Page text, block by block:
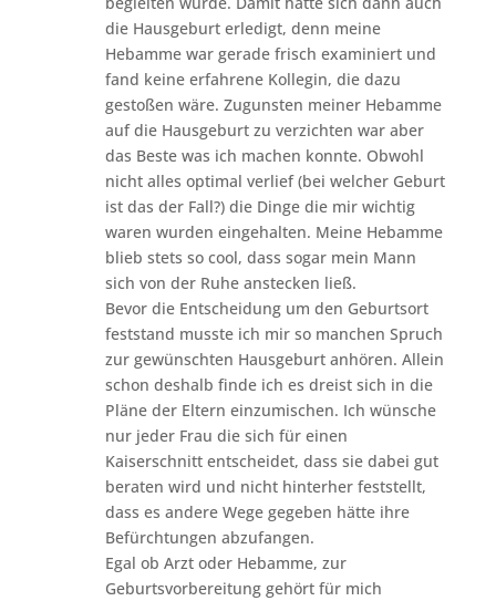
die Hausgeburt erledigt, denn meine
Hebamme war gerade frisch examiniert und
fand keine erfahrene Kollegin, die dazu
gestoßen wäre. Zugunsten meiner Hebamme
auf die Hausgeburt zu verzichten war aber
das Beste was ich machen konnte. Obwohl
nicht alles optimal verlief (bei welcher Geburt
ist das der Fall?) die Dinge die mir wichtig
waren wurden eingehalten. Meine Hebamme
blieb stets so cool, dass sogar mein Mann
sich von der Ruhe anstecken ließ.
Bevor die Entscheidung um den Geburtsort
feststand musste ich mir so manchen Spruch
zur gewünschten Hausgeburt anhören. Allein
schon deshalb finde ich es dreist sich in die
Pläne der Eltern einzumischen. Ich wünsche
nur jeder Frau die sich für einen
Kaiserschnitt entscheidet, dass sie dabei gut
beraten wird und nicht hinterher feststellt,
dass es andere Wege gegeben hätte ihre
Befürchtungen abzufangen.
Egal ob Arzt oder Hebamme, zur
Geburtsvorbereitung gehört für mich